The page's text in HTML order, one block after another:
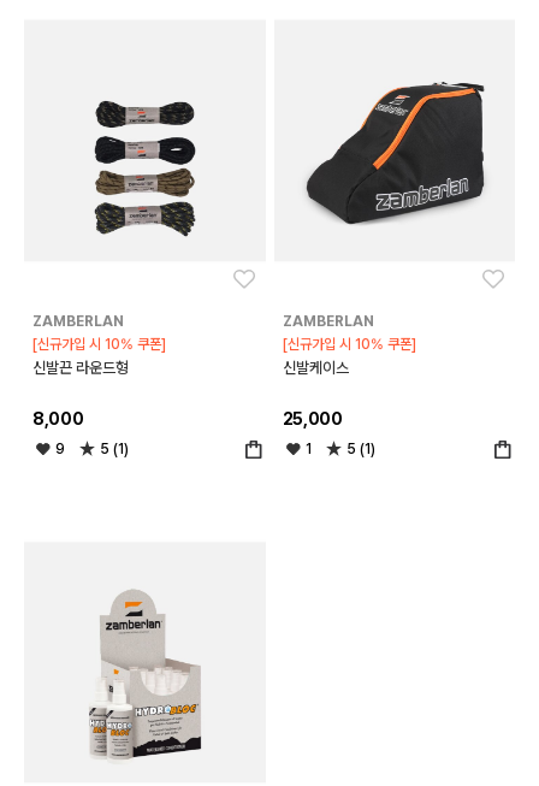
ZAMBERLAN
[신규가입 시 10% 쿠폰]
신발끈 라운드형
8,000
9 5 (1)
ZAMBERLAN
[신규가입 시 10% 쿠폰]
신발케이스
25,000
1 5 (1)